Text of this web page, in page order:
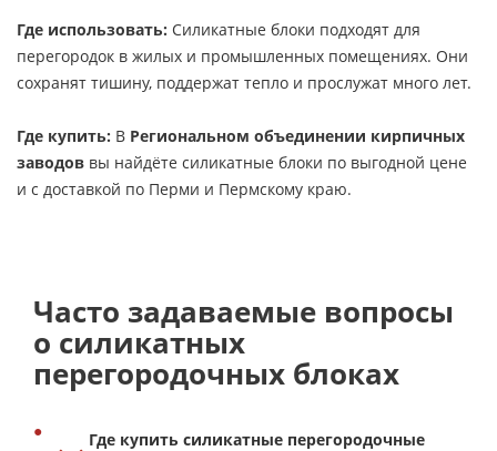
Где использовать: Силикатные блоки подходят для
перегородок в жилых и промышленных помещениях. Они
сохранят тишину, поддержат тепло и прослужат много лет.
Где купить: В Региональном объединении кирпичных
заводов вы найдёте силикатные блоки по выгодной цене
и с доставкой по Перми и Пермскому краю.
Часто задаваемые вопросы
о силикатных
перегородочных блоках
Где купить силикатные перегородочные